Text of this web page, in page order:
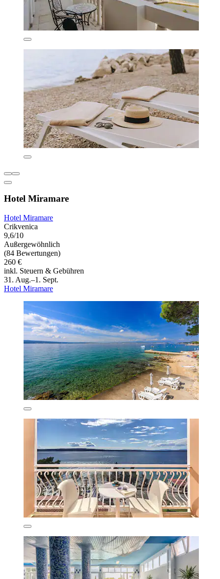
Hotel Miramare
Hotel Miramare
Crikvenica
9,6/10
Außergewöhnlich
(84 Bewertungen)
260 €
inkl. Steuern & Gebühren
31. Aug.–1. Sept.
Hotel Miramare